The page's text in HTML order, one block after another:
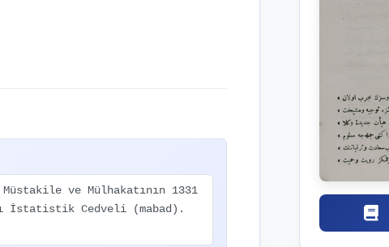
ve Mülhakatının 1331
İstatistik Cedveli (mabad).